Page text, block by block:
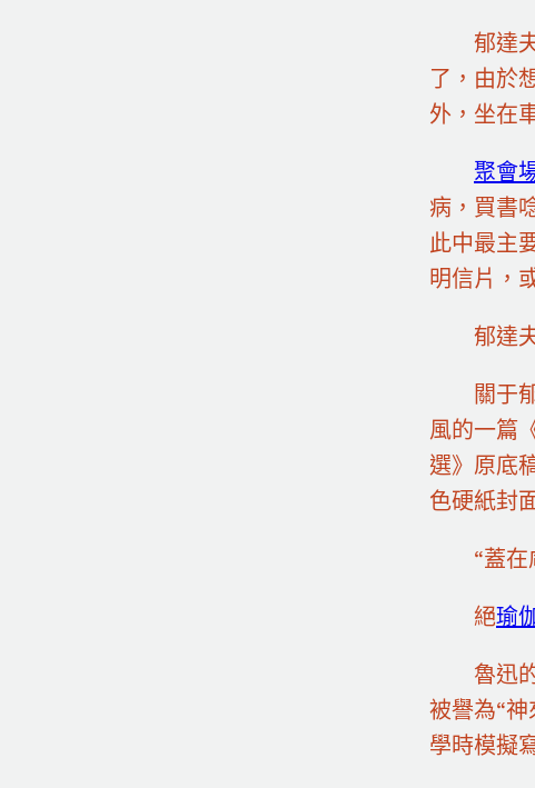
郁達
了，由於
外，坐在
聚會
病，買書
此中最主
明信片，
郁達
關于
風的一篇
選》原底
色硬紙封
“蓋
絕瑜
魯迅
被譽為“
學時模擬